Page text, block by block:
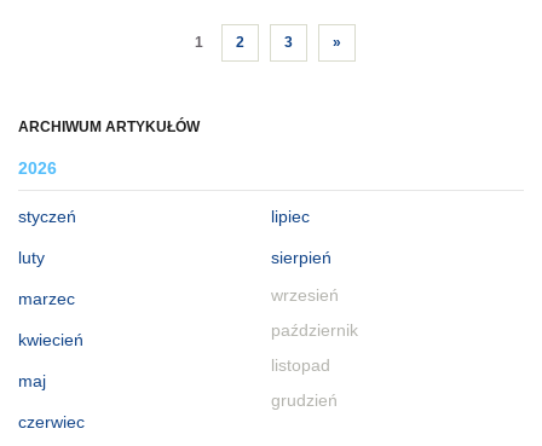
ARCHIWUM ARTYKUŁÓW
2026
styczeń
luty
marzec
kwiecień
maj
czerwiec
lipiec
sierpień
wrzesień
październik
listopad
grudzień
1 2 3 »